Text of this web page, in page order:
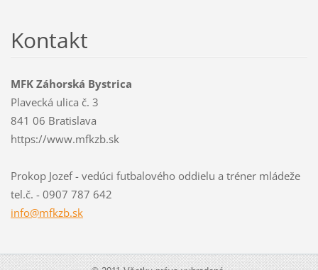
Kontakt
MFK Záhorská Bystrica
Plavecká ulica č. 3
841 06 Bratislava
https://www.mfkzb.sk
Prokop Jozef - vedúci futbalového oddielu a tréner mládeže
tel.č. - 0907 787 642
info@mfkzb.sk